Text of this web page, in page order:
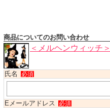
商品についてのお問い合わせ
＜メルヘンウィッチ＞
氏名 必須
Eメールアドレス 必須